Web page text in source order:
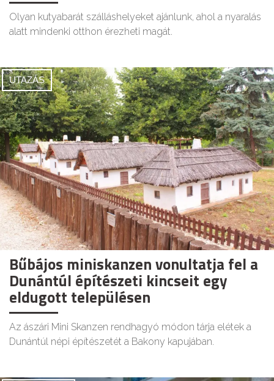
Olyan kutyabarát szálláshelyeket ajánlunk, ahol a nyaralás
alatt mindenki otthon érezheti magát.
UTAZÁS
Bűbájos miniskanzen vonultatja fel a
Dunántúl építészeti kincseit egy
eldugott településen
Az ászári Mini Skanzen rendhagyó módon tárja elétek a
Dunántúl népi építészetét a Bakony kapujában.